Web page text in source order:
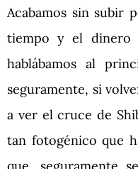
Acabamos sin subir
tiempo y el dinero
hablábamos al
seguramente, si
a ver el cruce de
tan fotogénico que
que, seguramente